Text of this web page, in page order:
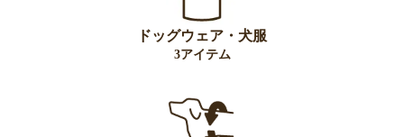
ドッグウェア・犬服
3アイテム